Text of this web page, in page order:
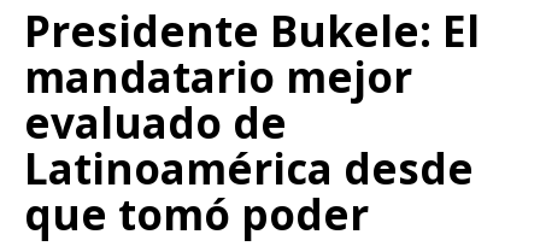
Presidente Bukele: El
mandatario mejor
evaluado de
Latinoamérica desde
que tomó poder